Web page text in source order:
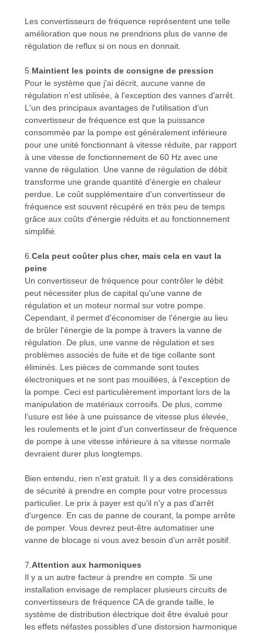
Les convertisseurs de fréquence représentent une telle
amélioration que nous ne prendrions plus de vanne de
régulation de reflux si on nous en donnait.
5. Maintient les points de consigne de pression
Pour le système que j'ai décrit, aucune vanne de
régulation n'est utilisée, à l'exception des vannes d'arrêt.
L'un des principaux avantages de l'utilisation d'un
convertisseur de fréquence est que la puissance
consommée par la pompe est généralement inférieure
pour une unité fonctionnant à vitesse réduite, par rapport
à une vitesse de fonctionnement de 60 Hz avec une
vanne de régulation. Une vanne de régulation de débit
transforme une grande quantité d'énergie en chaleur
perdue. Le coût supplémentaire d'un convertisseur de
fréquence est souvent récupéré en très peu de temps
grâce aux coûts d'énergie réduits et au fonctionnement
simplifié.
6. Cela peut coûter plus cher, mais cela en vaut la
peine
Un convertisseur de fréquence pour contrôler le débit
peut nécessiter plus de capital qu'une vanne de
régulation et un moteur normal sur votre pompe.
Cependant, il permet d'économiser de l'énergie au lieu
de brûler l'énergie de la pompe à travers la vanne de
régulation. De plus, une vanne de régulation et ses
problèmes associés de fuite et de tige collante sont
éliminés. Les pièces de commande sont toutes
électroniques et ne sont pas mouillées, à l'exception de
la pompe. Ceci est particulièrement important lors de la
manipulation de matériaux corrosifs. De plus, comme
l'usure est liée à une puissance de vitesse plus élevée,
les roulements et le joint d'un convertisseur de fréquence
de pompe à une vitesse inférieure à sa vitesse normale
devraient durer plus longtemps.
Bien entendu, rien n'est gratuit. Il y a des considérations
de sécurité à prendre en compte pour votre processus
particulier. Le prix à payer est qu'il n'y a pas d'arrêt
d'urgence. En cas de panne de courant, la pompe arrête
de pomper. Vous devrez peut-être automatiser une
vanne de blocage si vous avez besoin d'un arrêt positif.
7. Attention aux harmoniques
Il y a un autre facteur à prendre en compte. Si une
installation envisage de remplacer plusieurs circuits de
convertisseurs de fréquence CA de grande taille, le
système de distribution électrique doit être évalué pour
les effets néfastes possibles d'une distorsion harmonique